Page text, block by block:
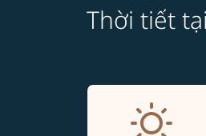
Thời tiết